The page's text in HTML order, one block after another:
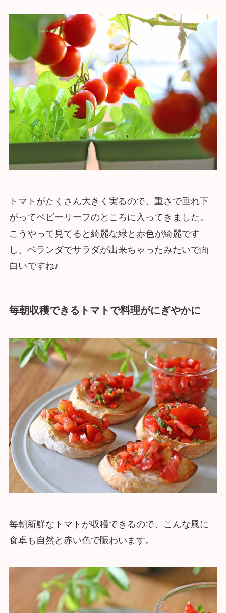
トマトがたくさん大きく実るので、重さで垂れ下
がってベビーリーフのところに入ってきました。
こうやって見てると綺麗な緑と赤色が綺麗です
し、ベランダでサラダが出来ちゃったみたいで面
白いですね♪
毎朝収穫できるトマトで料理がにぎやかに
毎朝新鮮なトマトが収穫できるので、こんな風に
食卓も自然と赤い色で賑わいます。